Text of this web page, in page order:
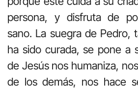
persona, y disfruta de
sano. La suegra de Pedro,
ha sido curada, se pone a
de Jesús nos humaniza,
de los demás, nos hace